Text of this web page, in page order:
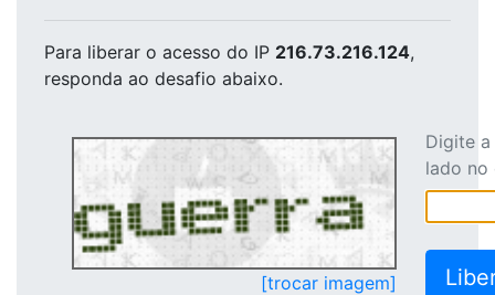
Para liberar o acesso do IP 216.73.216.124,
responda ao desafio abaixo.
[trocar imagem]
Digite
lado no